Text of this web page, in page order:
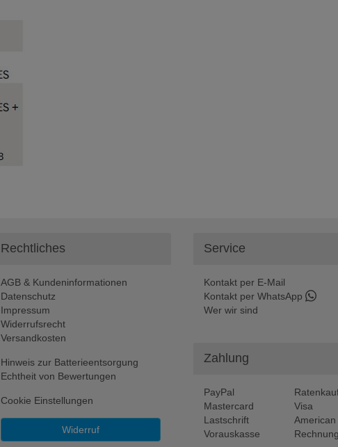
Rechtliches
AGB & Kundeninformationen
Datenschutz
Impressum
Widerrufsrecht
Versandkosten
Hinweis zur Batterieentsorgung
Echtheit von Bewertungen
Cookie Einstellungen
Widerruf
Service
Kontakt per E-Mail
Kontakt per WhatsApp
Wer wir sind
Zahlung
PayPal
Mastercard
Visa
Lastschrift
American
Vorauskasse